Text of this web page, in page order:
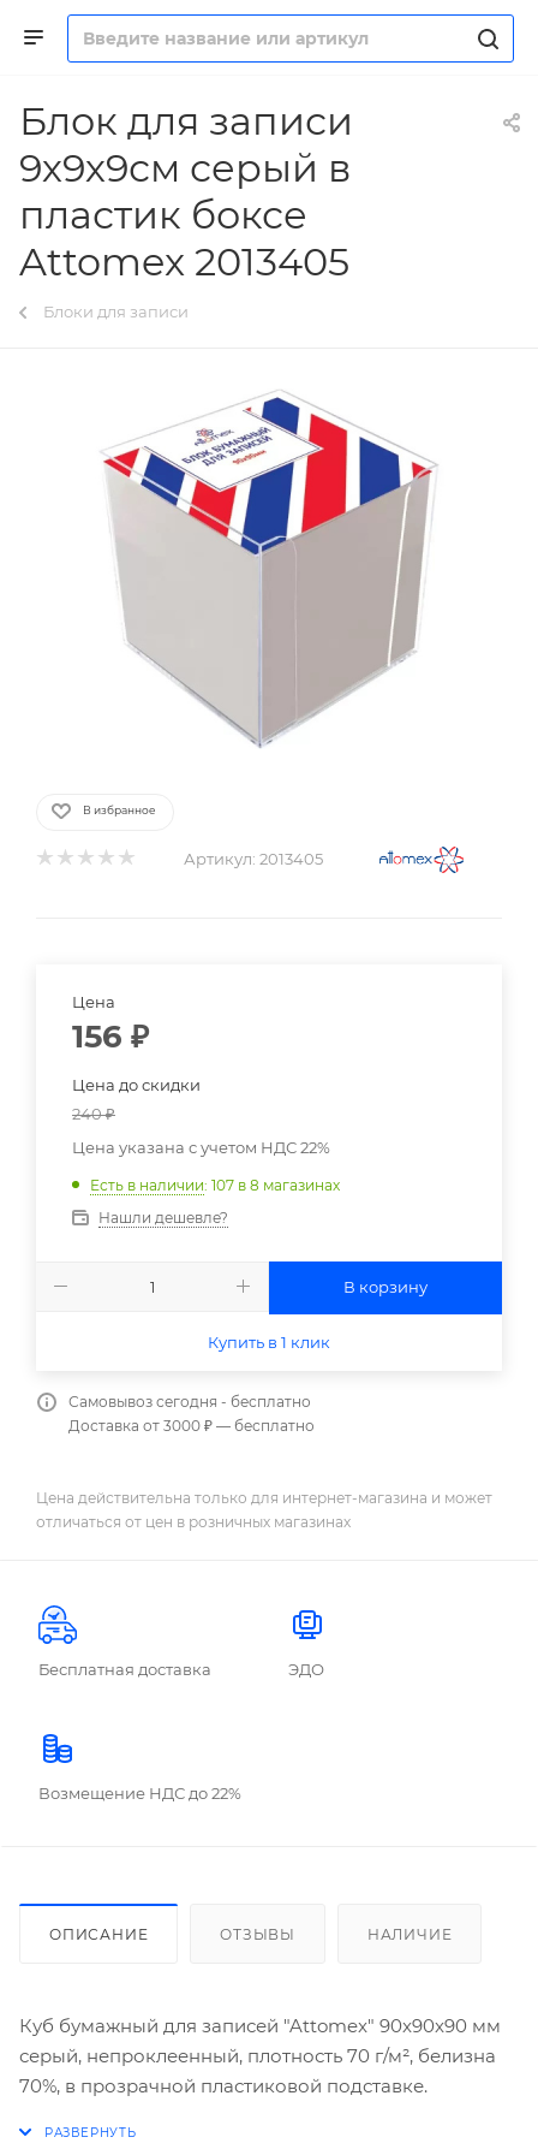
Блок для записи
9х9х9см серый в
пластик боксе
Attomex 2013405
Блоки для записи
В избранное
Артикул: 2013405
Цена
156 ₽
Цена до скидки
240₽
Цена указана с учетом НДС 22%
Есть в наличии: 107 в 8 магазинах
Нашли дешевле?
В корзину
Купить в 1 клик
Самовывоз сегодня - бесплатно
Доставка от 3000 ₽ — бесплатно
Цена действительна только для интернет-магазина и может
отличаться от цен в розничных магазинах
Бесплатная доставка ЭДО
Возмещение НДС до 22%
ОПИСАНИЕ ОТЗЫВЫ НАЛИЧИЕ
Куб бумажный для записей "Attomex" 90x90x90 мм
серый, непроклеенный, плотность 70 г/м², белизна
70%, в прозрачной пластиковой подставке.